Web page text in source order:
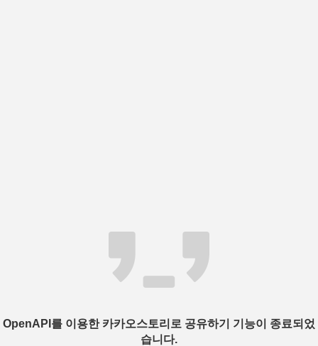
OpenAPI를 이용한 카카오스토리로 공유하기 기능이 종료되었
습니다.